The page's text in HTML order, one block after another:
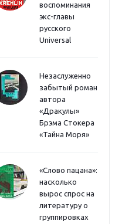
воспоминания
экс-главы
русского
Universal
Незаслуженно
забытый роман
автора
«Дракулы»
Брэма Стокера
«Тайна Моря»
«Слово пацана»:
насколько
вырос спрос на
литературу о
группировках